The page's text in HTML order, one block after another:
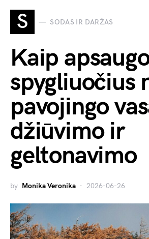
S SODAS IR DARŽAS
Kaip
spygliuočius
pavojingo
džiūvimo ir
geltonavimo
by Monika Veronika 2026-06-26